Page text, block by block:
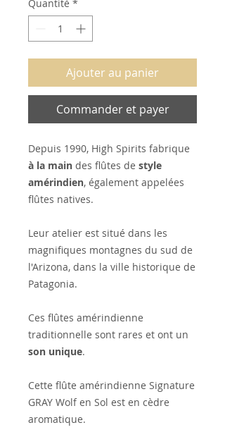
Quantité *
Ajouter au panier
Commander et payer
Depuis 1990, High Spirits fabrique
à la main des flûtes de style
amérindien, également appelées
flûtes natives.
Leur atelier est situé dans les
magnifiques montagnes du sud de
l'Arizona, dans la ville historique de
Patagonia.
Ces flûtes amérindienne
traditionnelle sont rares et ont un
son unique.
Cette flûte amérindienne Signature
GRAY Wolf en Sol est en cèdre
aromatique.